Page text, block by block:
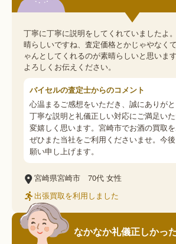
丁寧に丁寧に説明をしてくれていましたよ
晴らしいですね、査定価格とかじゃやなく
ゃんとしてくれるのが素晴らしいと思いま
よろしくお伝えください。
バイセルの査定士からのコメント
心温まるご感想をいただき、誠にありがと
丁寧な説明と礼儀正しい対応にご満足い
変嬉しく思います。宮崎市でお酒の買取を
ぜひまた当社をご利用くださいませ。今
願い申し上げます。
宮崎県宮崎市 70代 女性
出張買取を利用しました
なかなか礼儀正しかっ